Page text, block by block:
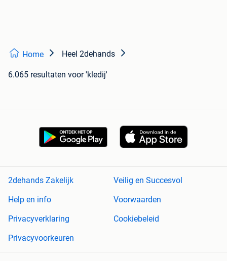
Home Heel 2dehands
6.065 resultaten voor 'kledij'
2dehands Zakelijk
Veilig en Succesvol
Help en info
Voorwaarden
Privacyverklaring
Cookiebeleid
Privacyvoorkeuren